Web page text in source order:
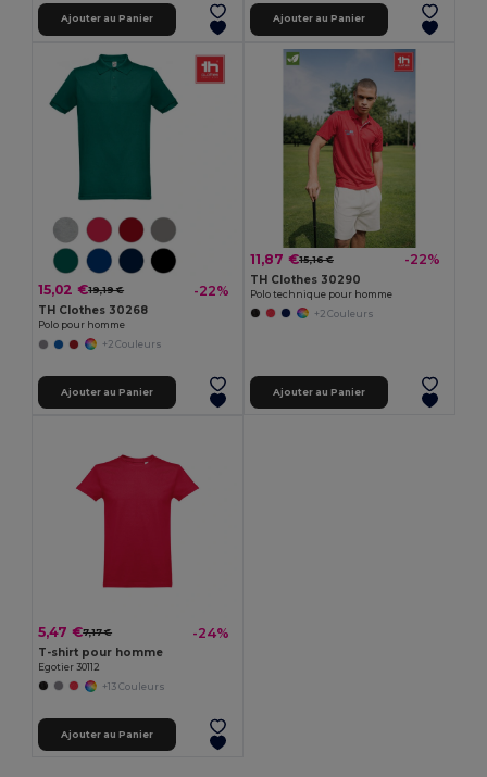
Ajouter au Panier Ajouter au Panier
15,02 €19,19 € -22%
TH Clothes 30268
Polo pour homme
+2 Couleurs
Ajouter au Panier
11,87 €15,16 € -22%
TH Clothes 30290
Polo technique pour homme
+2 Couleurs
Ajouter au Panier
5,47 €7,17 € -24%
T-shirt pour homme
Egotier 30112
+13 Couleurs
Ajouter au Panier